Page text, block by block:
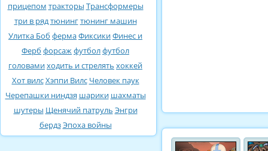
прицепом тракторы Трансформеры
три в рядтюнингтюнинг машин
Улитка Боб фермаФиксикиФинес и
Ферб форсажфутболфутбол
головамиходить и стрелять хоккей
Хот вилсХэппи Вилс Человек паук
Черепашки ниндзя шарики шахматы
шутеры Щенячий патруль Энгри
бердзЭпоха войны